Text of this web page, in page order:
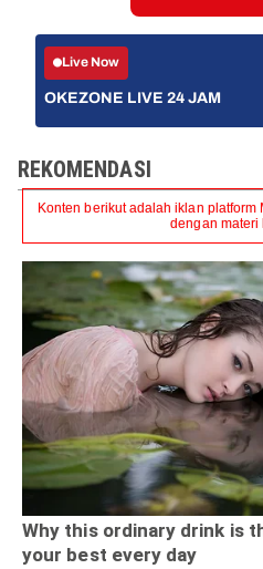
Live Now
OKEZONE LIVE 24 JAM